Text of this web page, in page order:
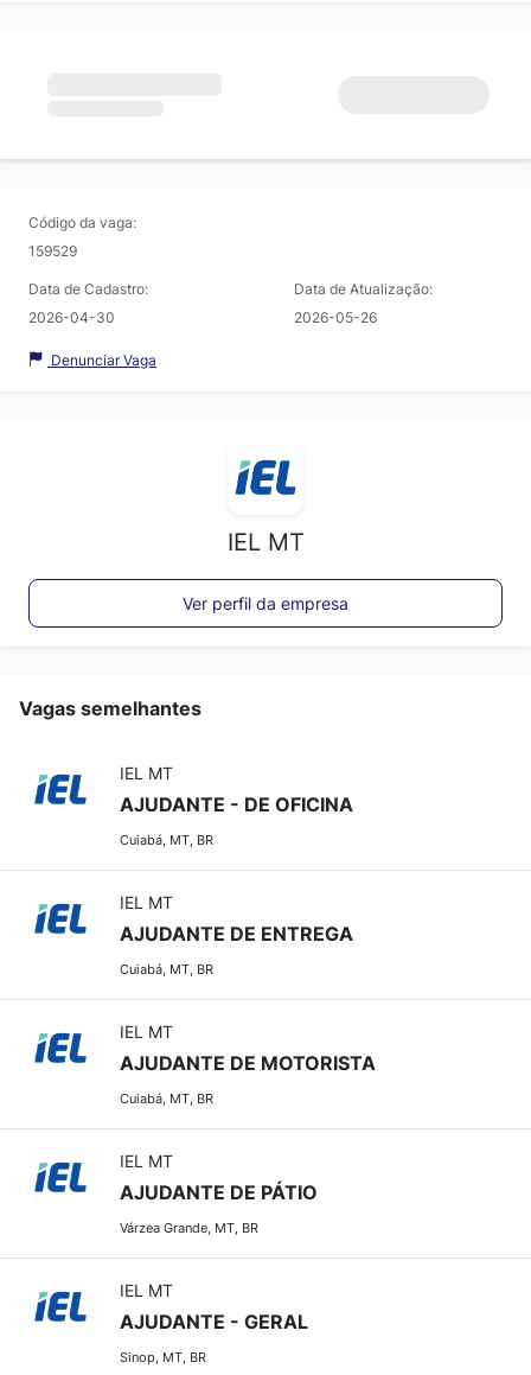
Código da vaga:
159529
Data de Cadastro:
2026-04-30
Data de Atualização:
2026-05-26
Denunciar Vaga
IEL MT
Ver perfil da empresa
Vagas semelhantes
IEL MT
AJUDANTE - DE OFICINA
Cuiabá, MT, BR
IEL MT
AJUDANTE DE ENTREGA
Cuiabá, MT, BR
IEL MT
AJUDANTE DE MOTORISTA
Cuiabá, MT, BR
IEL MT
AJUDANTE DE PÁTIO
Várzea Grande, MT, BR
IEL MT
AJUDANTE - GERAL
Sinop, MT, BR